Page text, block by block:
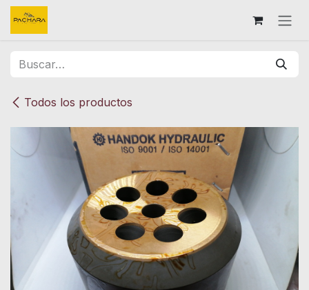
Ir al contenido
Todos los productos